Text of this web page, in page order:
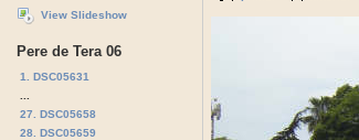
View Slideshow
Pere de Tera 06
1. DSC05631
27. DSC05658
28. DSC05659